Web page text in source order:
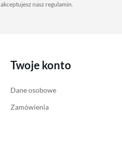
akceptujesz nasz regulamin.
Twoje konto
Dane osobowe
Zamówienia